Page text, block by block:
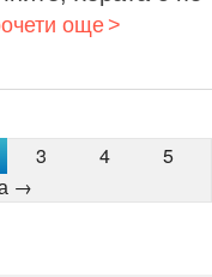
още
3 4
5
→